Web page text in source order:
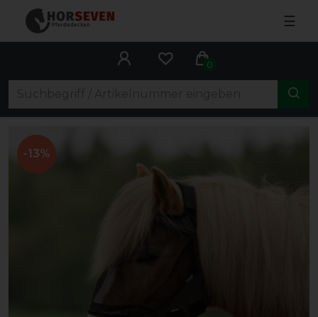
☰
0
-13%